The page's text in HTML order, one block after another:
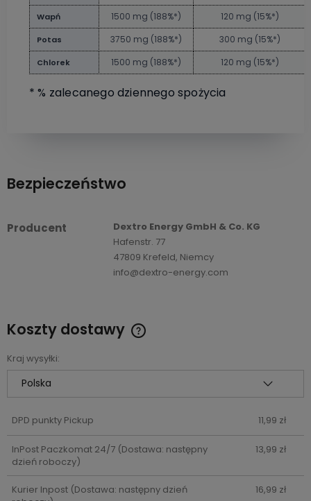
Wapń 1500 mg (188%*) 120 mg (15%*)
Potas 3750 mg (188%*) 300 mg (15%*)
Chlorek 1500 mg (188%*) 120 mg (15%*)
* % zalecanego dziennego spożycia
Bezpieczeństwo
Producent
Dextro Energy GmbH & Co. KG
Hafenstr. 77
47809 Krefeld, Niemcy
info@dextro-energy.com
Koszty dostawy
Cena nie zawiera ewentualnych kosztów płatności
Kraj wysyłki:
DPD punkty Pickup 11,99 zł
InPost Paczkomat 24/7(Dostawa: następny
dzień roboczy)
13,99 zł
Kurier Inpost(Dostawa: następny dzień
16,99 zł